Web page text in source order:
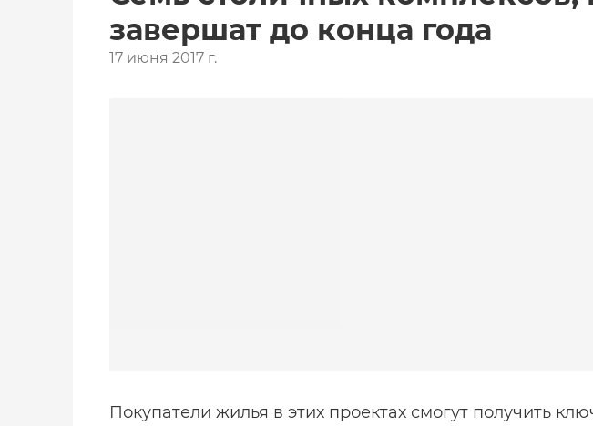
завершат до конца года
17 июня 2017 г.
Покупатели жилья в этих проектах смогут получить